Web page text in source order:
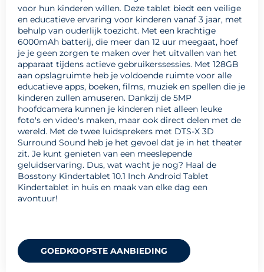
voor hun kinderen willen. Deze tablet biedt een veilige
en educatieve ervaring voor kinderen vanaf 3 jaar, met
behulp van ouderlijk toezicht. Met een krachtige
6000mAh batterij, die meer dan 12 uur meegaat, hoef
je je geen zorgen te maken over het uitvallen van het
apparaat tijdens actieve gebruikerssessies. Met 128GB
aan opslagruimte heb je voldoende ruimte voor alle
educatieve apps, boeken, films, muziek en spellen die je
kinderen zullen amuseren. Dankzij de 5MP
hoofdcamera kunnen je kinderen niet alleen leuke
foto's en video's maken, maar ook direct delen met de
wereld. Met de twee luidsprekers met DTS-X 3D
Surround Sound heb je het gevoel dat je in het theater
zit. Je kunt genieten van een meeslepende
geluidservaring. Dus, wat wacht je nog? Haal de
Bosstony Kindertablet 10.1 Inch Android Tablet
Kindertablet in huis en maak van elke dag een
avontuur!
GOEDKOOPSTE AANBIEDING